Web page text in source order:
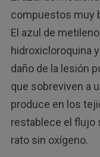
compuestos muy
El azul de
hidroxicloroquina
daño de la lesión
que sobreviven a
produce en los
restablece el flujo
rato sin oxígeno.